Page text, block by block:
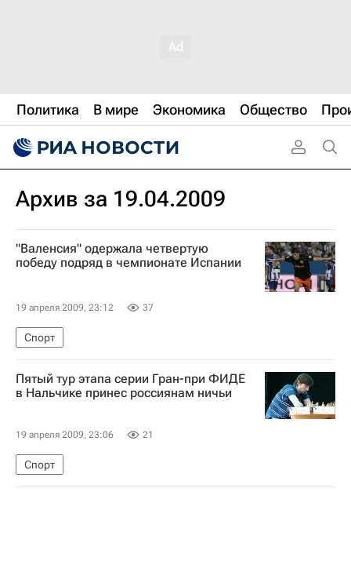
Политика В мире Экономика Общество
Архив за 19.04.2009
"Валенсия" одержала четвертую
победу подряд в чемпионате Испании
19 апреля 2009, 23:12 37
Спорт
Пятый тур этапа серии Гран-при ФИДЕ
в Нальчике принес россиянам ничьи
19 апреля 2009, 23:06 21
Спорт